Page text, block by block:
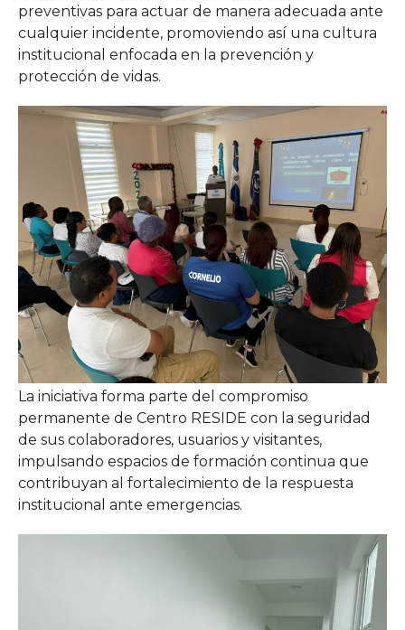
preventivas para actuar de manera adecuada ante
cualquier incidente, promoviendo así una cultura
institucional enfocada en la prevención y
protección de vidas.
La iniciativa forma parte del compromiso
permanente de Centro RESIDE con la seguridad
de sus colaboradores, usuarios y visitantes,
impulsando espacios de formación continua que
contribuyan al fortalecimiento de la respuesta
institucional ante emergencias.